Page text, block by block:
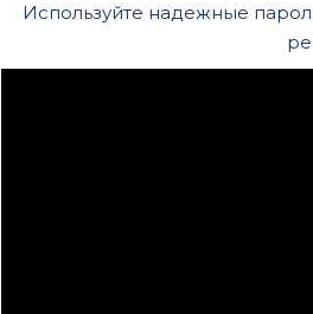
Используйте надежные